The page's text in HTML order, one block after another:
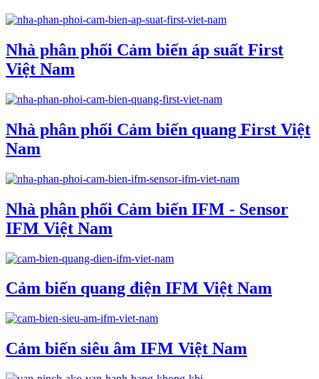
Nhà phân phối Cảm biến áp suất First
Việt Nam
Nhà phân phối Cảm biến quang First Việt
Nam
Nhà phân phối Cảm biến IFM - Sensor
IFM Việt Nam
Cảm biến quang điện IFM Việt Nam
Cảm biến siêu âm IFM Việt Nam